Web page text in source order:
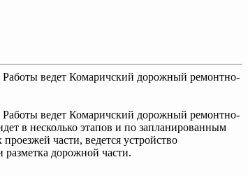
ведет Комаричский дорожный ремонтно-
ведет Комаричский дорожный ремонтно-
в несколько этапов и по запланированным
части, ведется устройство
дорожной части.